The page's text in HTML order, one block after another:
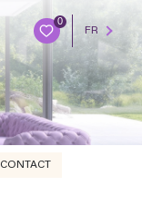
0
FR
CONTACT